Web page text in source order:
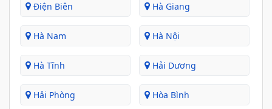
Điện Biên Hà Giang
Hà Nam Hà Nội
Hà Tĩnh Hải Dương
Hải Phòng Hòa Bình